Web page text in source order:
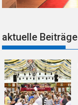
aktuelle Beiträge